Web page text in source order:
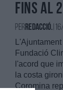
fins al
Per Redacció.
Fundació
l'acord que
la costa
Coromina